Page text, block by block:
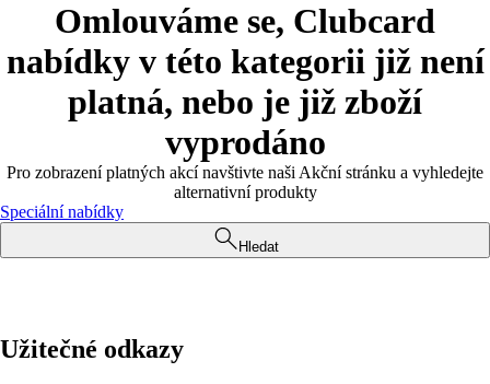
Omlouváme se, Clubcard
nabídky v této kategorii již není
platná, nebo je již zboží
vyprodáno
Pro zobrazení platných akcí navštivte naši Akční stránku a vyhledejte
alternativní produkty
Speciální nabídky
Hledat
Užitečné odkazy